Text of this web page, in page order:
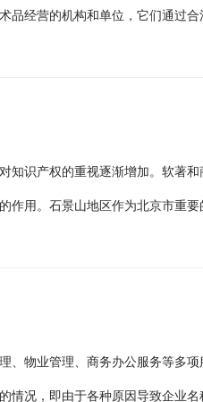
品经营的机构和单位，它们通过合
知识产权的重视逐渐增加。软著
作用。石景山地区作为北京市重要
、物业管理、商务办公服务等多
情况，即由于各种原因导致企业名